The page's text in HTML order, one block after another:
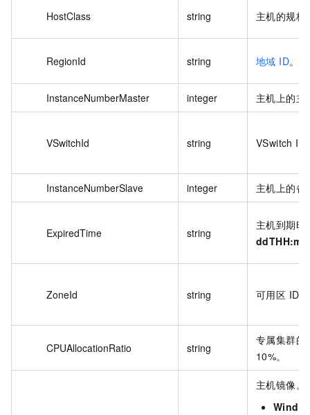
HostClass string 主机的规格
RegionId string 地域 ID。
InstanceNumberMaster integer 主机上的主
VSwitchId string VSwitch ID
InstanceNumberSlave integer 主机上的备
ExpiredTime string
主机到期时
ZoneId string 可用区 ID。
CPUAllocationRatio string
专属集群的
10%。
主机镜像。